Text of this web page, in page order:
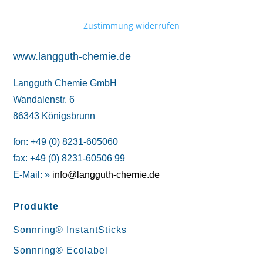
Zustimmung widerrufen
www.langguth-chemie.de
Langguth Chemie GmbH
Wandalenstr. 6
86343 Königsbrunn
fon: +49 (0) 8231-605060
fax: +49 (0) 8231-60506 99
E-Mail: » info@langguth-chemie.de
Produkte
Sonnring® InstantSticks
Sonnring® Ecolabel